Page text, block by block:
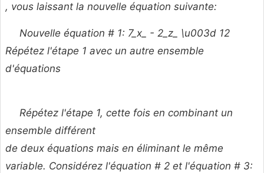
, vous laissant la nouvelle équation suivante:
Nouvelle équation # 1: 7_x_ - 2_z_ \u003d 12
Répétez l'étape 1 avec un autre ensemble
d'équations
Répétez l'étape 1, cette fois en combinant un
ensemble différent
de deux équations mais en éliminant le même
variable. Considérez l'équation # 2 et l'équation # 3: